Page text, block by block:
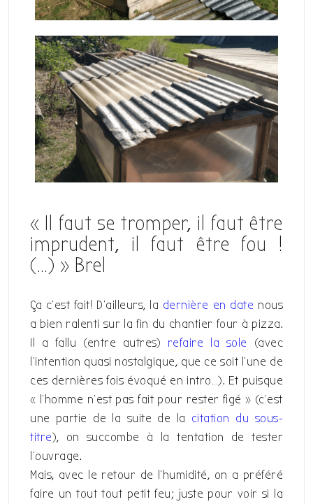
« Il faut se tromper, il faut être
imprudent, il faut être fou !
(…) » Brel
Ça c’est fait! D’ailleurs, la dernière en date nous
a bien ralenti sur la fin du chantier four à pizza.
Il a fallu (entre autres) refaire la sole (avec
l’intention quasi nostalgique, que ce soit l’une de
ces dernières fois évoqué en intro…). Et puisque
« l’homme n’est pas fait pour rester figé » (c’est
une partie de la suite de la citation du sous-
titre), on succombe à la tentation de tester
l’ouvrage.
Mais, avec le retour de l’humidité, on a préféré
faire un tout tout petit feu; juste pour voir si la